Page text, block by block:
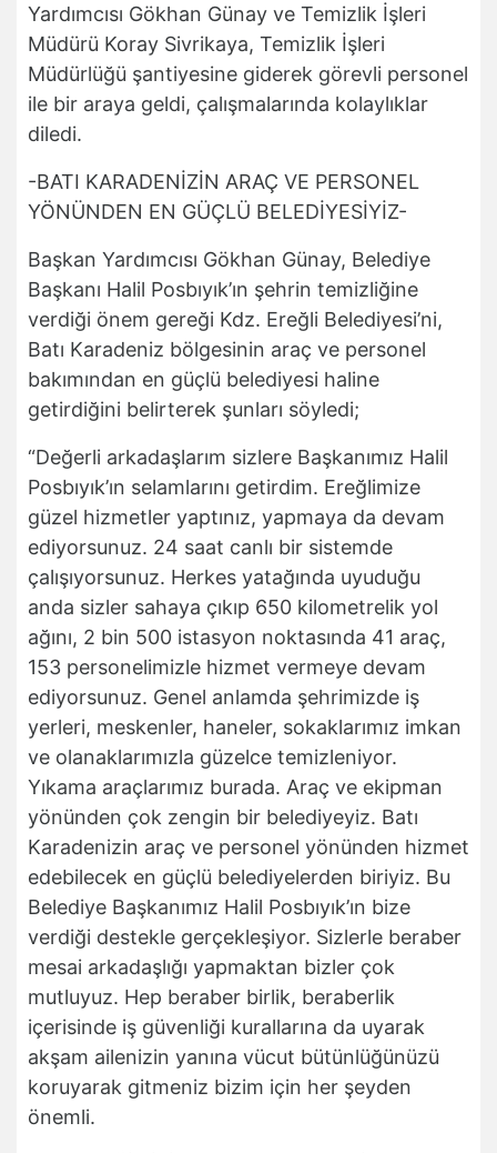
Yardımcısı Gökhan Günay ve Temizlik İşleri
Müdürü Koray Sivrikaya, Temizlik İşleri
Müdürlüğü şantiyesine giderek görevli personel
ile bir araya geldi, çalışmalarında kolaylıklar
diledi.
-BATI KARADENİZİN ARAÇ VE PERSONEL
YÖNÜNDEN EN GÜÇLÜ BELEDİYESİYİZ-
Başkan Yardımcısı Gökhan Günay, Belediye
Başkanı Halil Posbıyık’ın şehrin temizliğine
verdiği önem gereği Kdz. Ereğli Belediyesi’ni,
Batı Karadeniz bölgesinin araç ve personel
bakımından en güçlü belediyesi haline
getirdiğini belirterek şunları söyledi;
“Değerli arkadaşlarım sizlere Başkanımız Halil
Posbıyık’ın selamlarını getirdim. Ereğlimize
güzel hizmetler yaptınız, yapmaya da devam
ediyorsunuz. 24 saat canlı bir sistemde
çalışıyorsunuz. Herkes yatağında uyuduğu
anda sizler sahaya çıkıp 650 kilometrelik yol
ağını, 2 bin 500 istasyon noktasında 41 araç,
153 personelimizle hizmet vermeye devam
ediyorsunuz. Genel anlamda şehrimizde iş
yerleri, meskenler, haneler, sokaklarımız imkan
ve olanaklarımızla güzelce temizleniyor.
Yıkama araçlarımız burada. Araç ve ekipman
yönünden çok zengin bir belediyeyiz. Batı
Karadenizin araç ve personel yönünden hizmet
edebilecek en güçlü belediyelerden biriyiz. Bu
Belediye Başkanımız Halil Posbıyık’ın bize
verdiği destekle gerçekleşiyor. Sizlerle beraber
mesai arkadaşlığı yapmaktan bizler çok
mutluyuz. Hep beraber birlik, beraberlik
içerisinde iş güvenliği kurallarına da uyarak
akşam ailenizin yanına vücut bütünlüğünüzü
koruyarak gitmeniz bizim için her şeyden
önemli.